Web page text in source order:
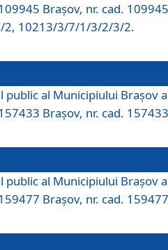
Brașov, nr. cad.
2, 10213/3/7/1/3/2/3/2.
public al Municipiului Braşov a
Brașov, nr. cad.
public al Municipiului Braşov a
Brașov, nr. cad.